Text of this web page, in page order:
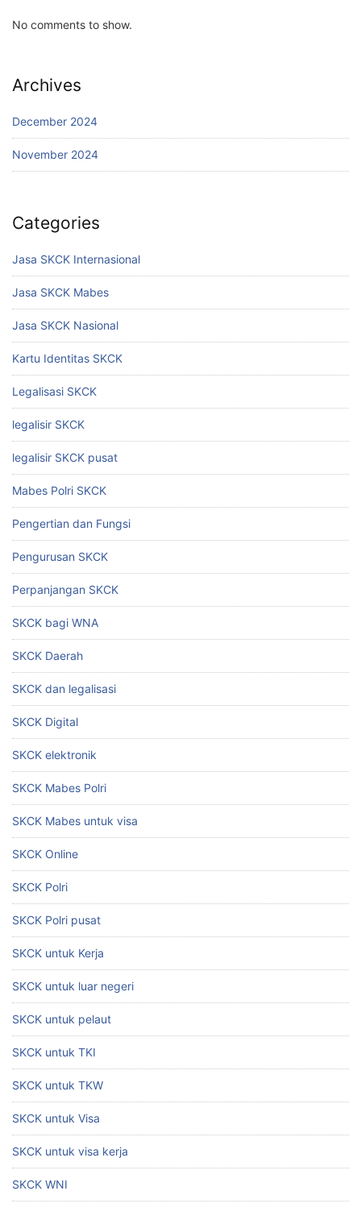
No comments to show.
Archives
December 2024
November 2024
Categories
Jasa SKCK Internasional
Jasa SKCK Mabes
Jasa SKCK Nasional
Kartu Identitas SKCK
Legalisasi SKCK
legalisir SKCK
legalisir SKCK pusat
Mabes Polri SKCK
Pengertian dan Fungsi
Pengurusan SKCK
Perpanjangan SKCK
SKCK bagi WNA
SKCK Daerah
SKCK dan legalisasi
SKCK Digital
SKCK elektronik
SKCK Mabes Polri
SKCK Mabes untuk visa
SKCK Online
SKCK Polri
SKCK Polri pusat
SKCK untuk Kerja
SKCK untuk luar negeri
SKCK untuk pelaut
SKCK untuk TKI
SKCK untuk TKW
SKCK untuk Visa
SKCK untuk visa kerja
SKCK WNI